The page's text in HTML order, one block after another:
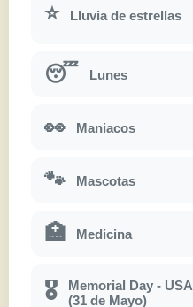
⭐ Lluvia de estrellas
😴 Lunes
👀 Maniacos
🐾 Mascotas
🏥 Medicina
🎖
Memorial Day - USA
(31 de Mayo)